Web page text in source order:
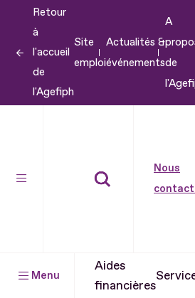
contenu
Retour
à
l'accueil
de
l'Agefiph
Site
emploi
Actualités &
événements
A
de
Nous
Menu
Aides
financières